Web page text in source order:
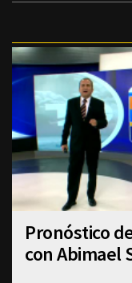
Pronóstico
con Abimael